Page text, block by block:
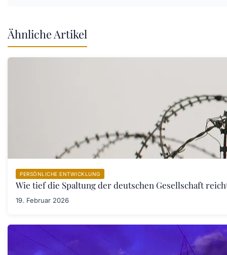
Ähnliche Artikel
PERSÖNLICHE ENTWICKLUNG
Wie tief die Spaltung der deutschen Gesellschaft
19. Februar 2026